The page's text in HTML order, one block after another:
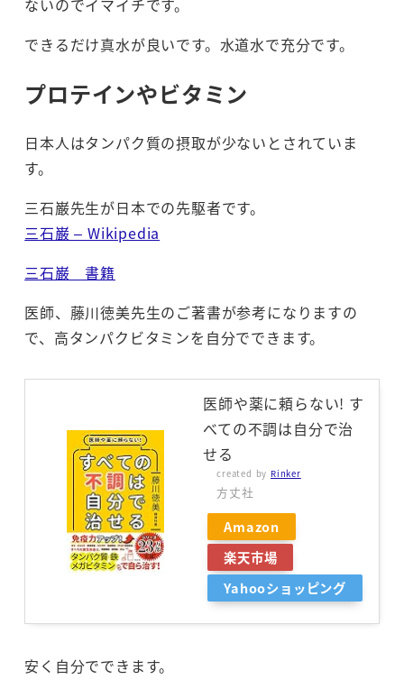
ないのでイマイチです。
できるだけ真水が良いです。水道水で充分です。
プロテインやビタミン
日本人はタンパク質の摂取が少ないとされていま
す。
三石巌先生が日本での先駆者です。
三石巌 – Wikipedia
三石巌 書籍
医師、藤川徳美先生のご著書が参考になりますの
で、高タンパクビタミンを自分でできます。
医師や薬に頼らない! す
べての不調は自分で治
せる
created by Rinker
方丈社
Amazon
楽天市場
Yahooショッピング
安く自分でできます。